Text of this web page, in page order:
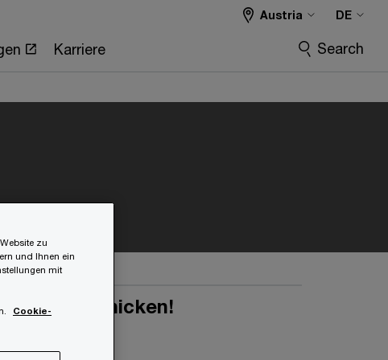
Karriere
Austria DE
Search
und abschicken!
zu
und Ihnen ein
mit
Cookie-